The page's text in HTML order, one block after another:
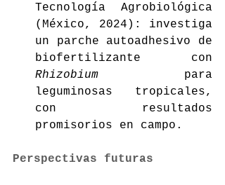
Tecnología Agrobiológica
(México, 2024): investiga
un parche autoadhesivo de
Rhizobium para
leguminosas tropicales,
con resultados
promisorios en campo.
Perspectivas futuras